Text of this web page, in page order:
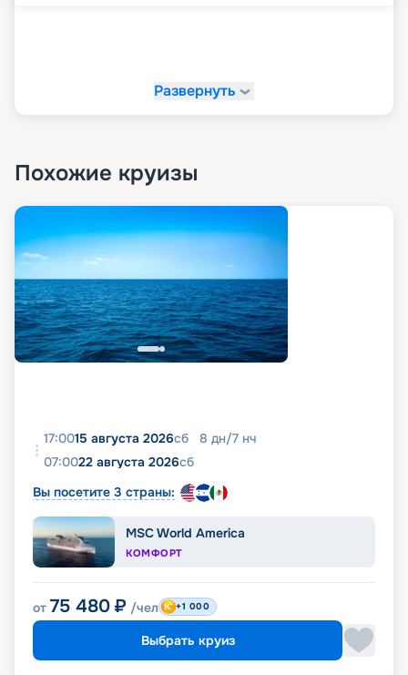
На сайте «Круиз.онлайн» рекомендуем купить
свой круиз мечты. У нас вы можете в
маршруты, схемы и планы палуб, описание,
расписание, характеристики и фото лайнера, а
также узнать цену круизов и прочитать отзывы
про них. Также на нашем сайте в пару кликов вы
можете оформить путевку в любое путешествие
в 2026 - 2027 гг. Рады напомнить, что благодаря
возможностям раннего бронирования вы
можете сделать ваше путешествие еще и
выгодным.
Развернуть
Похожие круизы
17:0015 августа 2026сб 8 дн/7 нч
07:0022 августа 2026сб
Вы посетите 3 страны:
MSC World America
КОМФОРТ
от 75 480 ₽ /чел +1 000
Выбрать круиз